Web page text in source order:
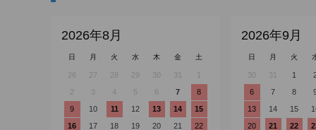
2026年8月
日 月 火 水 木 金 土
26 27 28 29 30 31
2
3 4 5 6 7
8
9
10 11 12 13 14
15
16
17 18 19 20 21 22
2026年9月
日 月 火
30 31 1
6
7 8
13
14 15
20
21 22